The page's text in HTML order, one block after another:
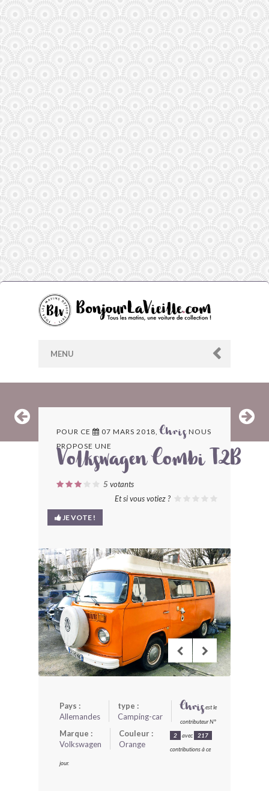
MENU
ARCHIVES
LES CONTRIBUTEURS
LE BLOG
BONJOURLAVIEILLE ?
MODÈLES ET MARQUES
COMMENT FONCTIONNE BLV ?
POUR CE 07 MARS 2018,Chris NOUS
PROPOSE UNE
Volkswagen Combi T2B
5 votants
Et si vous votiez ?
JE VOTE !
Pays :
Allemandes
type :
Camping-car
Marque :
Volkswagen
Couleur :
Orange
Chrisest le
contributeur N°
2 avec 217
contributions à ce
jour.